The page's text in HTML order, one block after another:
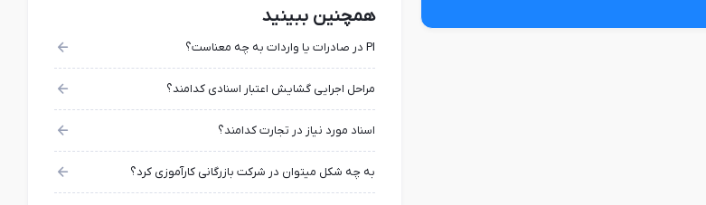
همچنین ببینید
PI در صادرات یا واردات به چه معناست؟
مراحل اجرایی گشایش اعتبار اسنادی کدامند؟
اسناد مورد نیاز در تجارت کدامند؟
به چه شکل میتوان در شرکت بازرگانی کارآموزی کرد؟